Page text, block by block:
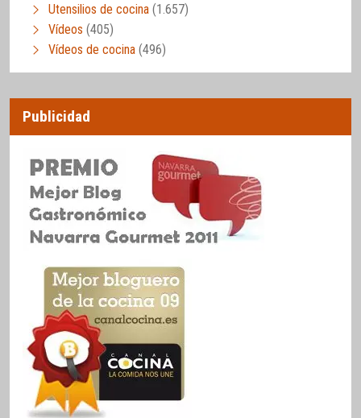
Utensilios de cocina (1.657)
Vídeos (405)
Vídeos de cocina (496)
Publicidad